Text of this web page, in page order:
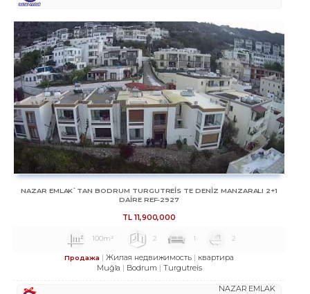
NAZAR EMLAK`TAN BODRUM TURGUTREİS TE DENİZ MANZARALI 2+1
DAİRE REF-2927
TL11,900,000
100m² 2 1 2
Продажа Жилая недвижимость
квартира
Muğla
Bodrum Turgutreis
NAZAR EMLAK